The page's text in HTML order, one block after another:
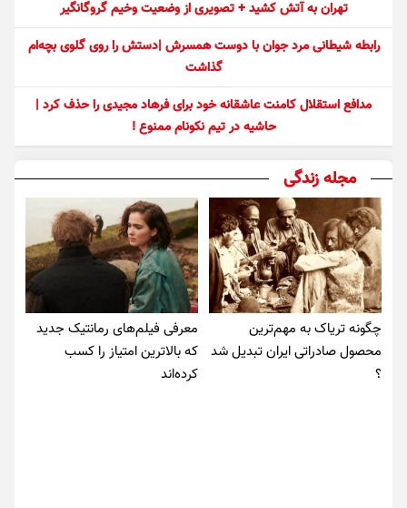
تهران به آتش کشید + تصویری از وضعیت وخیم گروگانگیر
رابطه شیطانی مرد جوان با دوست همسرش |دستش را روی گلوی بچه‌ام
گذاشت
مدافع استقلال کامنت عاشقانه خود برای فرهاد مجیدی را حذف کرد |
حاشیه در تیم نکونام ممنوع !
مجله زندگی
چگونه تریاک به مهم‌ترین
محصول صادراتی ایران تبدیل شد
؟
معرفی فیلم‌های رمانتیک جدید
که بالاترین امتیاز را کسب
کرده‌اند